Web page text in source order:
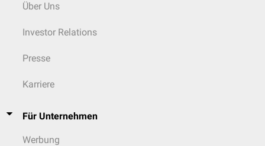
Über Uns
Investor Relations
Presse
Karriere
Für Unternehmen
Werbung